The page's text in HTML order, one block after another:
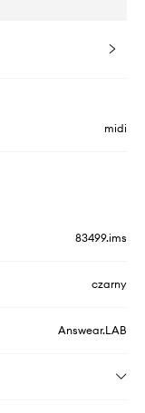
midi
83499.ims
czarny
Answear.LAB